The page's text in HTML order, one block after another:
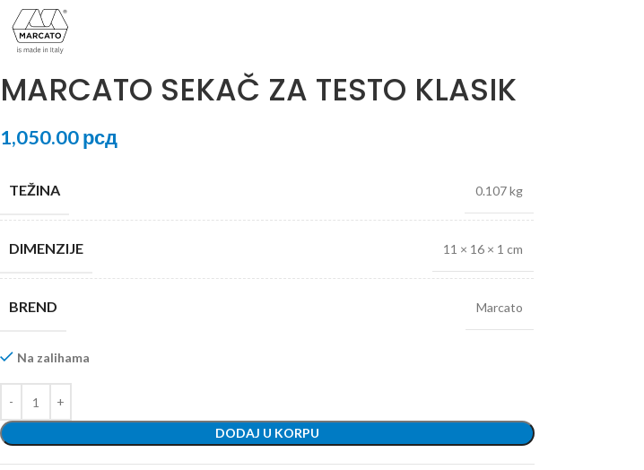
MARCATO SEKAČ ZA TESTO KLASIK
1,050.00рсд
TEŽINA 0.107 kg
DIMENZIJE 11 × 16 × 1 cm
BREND Marcato
Na zalihama
DODAJ U KORPU